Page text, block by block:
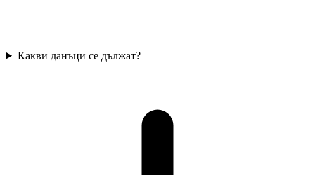
Какви данъци се дължат?